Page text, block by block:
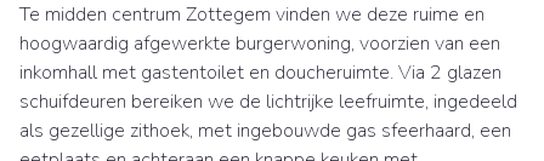
Te midden centrum Zottegem vinden we deze ruime en
hoogwaardig afgewerkte burgerwoning, voorzien van een
inkomhall met gastentoilet en doucheruimte. Via 2 glazen
schuifdeuren bereiken we de lichtrijke leefruimte, ingedeeld
als gezellige zithoek, met ingebouwde gas sfeerhaard, een